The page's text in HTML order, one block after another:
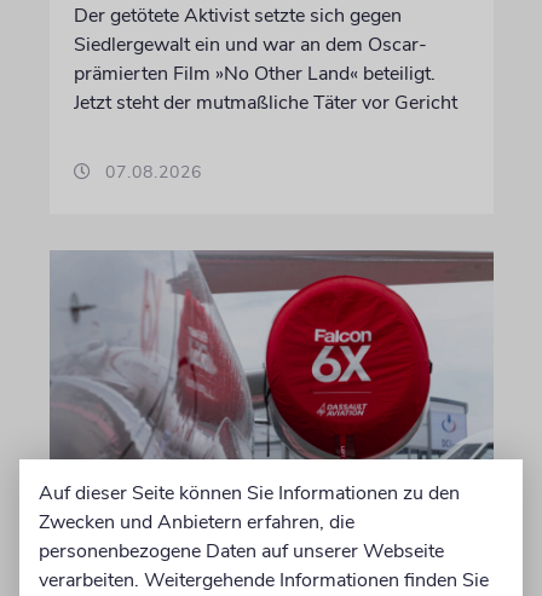
Der getötete Aktivist setzte sich gegen
Siedlergewalt ein und war an dem Oscar-
prämierten Film »No Other Land« beteiligt.
Jetzt steht der mutmaßliche Täter vor Gericht
07.08.2026
Wegen Israel-Boykott:
Irisches Regierungsflugzeug
Auf dieser Seite können Sie Informationen zu den
Zwecken und Anbietern erfahren, die
personenbezogene Daten auf unserer Webseite
verarbeiten. Weitergehende Informationen finden Sie